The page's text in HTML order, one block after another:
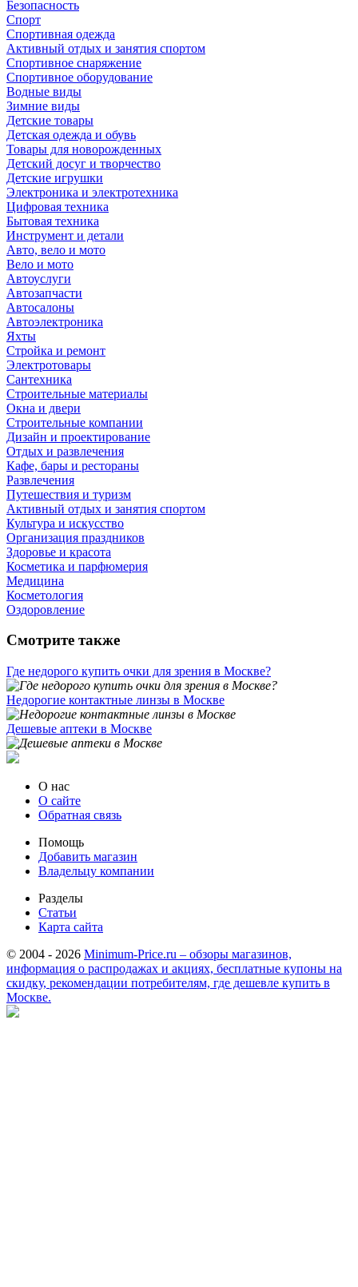
Безопасность
Спорт
Спортивная одежда
Активный отдых и занятия спортом
Спортивное снаряжение
Спортивное оборудование
Водные виды
Зимние виды
Детские товары
Детская одежда и обувь
Товары для новорожденных
Детский досуг и творчество
Детские игрушки
Электроника и электротехника
Цифровая техника
Бытовая техника
Инструмент и детали
Авто, вело и мото
Вело и мото
Автоуслуги
Автозапчасти
Автосалоны
Автоэлектроника
Яхты
Стройка и ремонт
Электротовары
Сантехника
Строительные материалы
Окна и двери
Строительные компании
Дизайн и проектирование
Отдых и развлечения
Кафе, бары и рестораны
Развлечения
Путешествия и туризм
Активный отдых и занятия спортом
Культура и искусство
Организация праздников
Здоровье и красота
Косметика и парфюмерия
Медицина
Косметология
Оздоровление
Смотрите также
Где недорого купить очки для зрения в Москве?
Недорогие контактные линзы в Москве
Дешевые аптеки в Москве
О нас
О сайте
Обратная связь
Помощь
Добавить магазин
Владельцу компании
Разделы
Статьи
Карта сайта
© 2004 - 2026 Minimum-Price.ru – обзоры магазинов,
информация о распродажах и акциях, бесплатные купоны на
скидку, рекомендации потребителям, где дешевле купить в
Москве.